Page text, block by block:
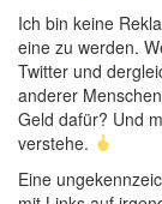
Ich bin keine
eine zu werden.
Twitter und
anderer
Geld dafür? Und
verstehe.
Eine